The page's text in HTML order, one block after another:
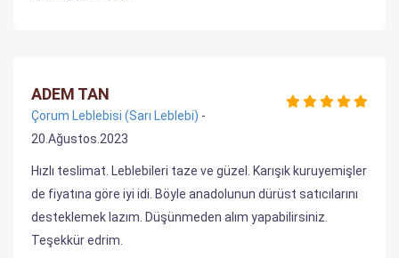
ADEM TAN
Çorum Leblebisi (Sarı Leblebi) -
20.Ağustos.2023
Hızlı teslimat. Leblebileri taze ve güzel. Karışık kuruyemişler
de fiyatına göre iyi idi. Böyle anadolunun dürüst satıcılarını
desteklemek lazım. Düşünmeden alım yapabilirsiniz.
Teşekkür edrim.